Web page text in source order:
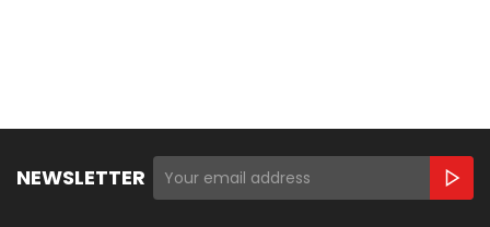
NEWSLETTER